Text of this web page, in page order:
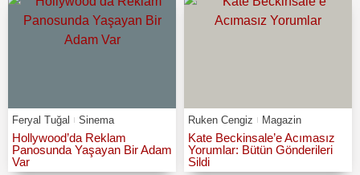
Feryal Tuğal Sinema
Hollywood’da Reklam
Panosunda Yaşayan Bir Adam
Var
Ruken Cengiz Magazin
Kate Beckinsale’e Acımasız
Yorumlar: Bütün Gönderileri
Sildi